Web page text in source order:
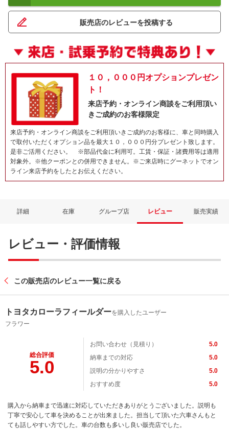
販売店のレビューを投稿する
１０，０００円オプションプレゼン
ト！
来店予約・オンライン商談をご利用頂い
きご成約のお客様限定
来店予約・オンライン商談をご利用頂いきご成約のお客様に、車と同時購入
で取付いただくオプション品を最大１０，０００円分プレゼント致します。
是非ご活用ください。 ※部品代金に利用可。工賃・保証・諸費用等は適用
対象外。※他クーポンとの併用できません。※ご来店時にグーネットでオン
ライン来店予約をしたとお伝えください。
詳細 在庫 グループ店 レビュー 販売実績
レビュー・評価情報
この販売店のレビュー一覧に戻る
トヨタカローラフィールダーを購入したユーザー
フラワー
総合評価
5.0
お問い合わせ（見積り）
5.0
納車までの対応
5.0
説明の分かりやすさ
5.0
おすすめ度
5.0
購入から納車まで迅速に対応していただきありがとうございました。説明も
丁寧で安心して車を決めることが出来ました。担当して頂いた六車さんもと
ても話しやすい方でした。車の台数も多いし良い販売店でした。